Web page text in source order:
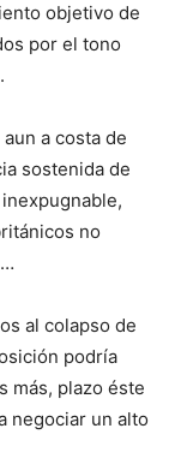
objetivo de
por el tono
a costa de
sostenida de
no
al colapso de
podría
más, plazo éste
negociar un alto